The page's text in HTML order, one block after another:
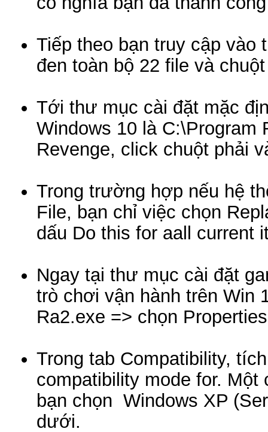
Tiếp theo bạn truy cập vào
đen toàn bộ 22 file và
Tới thư mục cài đặt mặc
Windows 10 là C:\Program
Revenge, click chuột phải
Trong trường hợp nếu hệ
File, bạn chỉ việc chọn
dấu Do this for aall current
Ngay tại thư mục cài đặt
trò chơi vận hành trên Win
Ra2.exe => chọn
Trong tab Compatibility,
compatibility mode for.
bạn chọn Windows XP
dưới.